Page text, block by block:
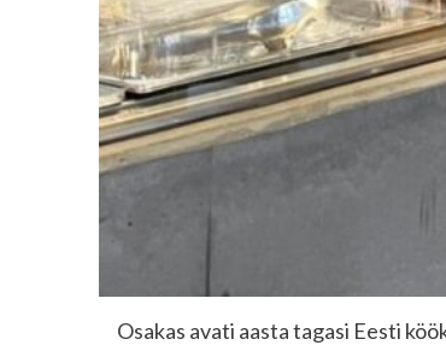
Osakas avati aasta tagasi Eesti